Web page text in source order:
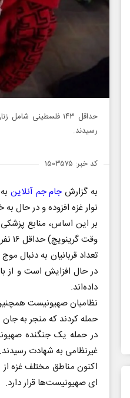
حداقل ۱۴۳ فلسطینی
رسیدند.
کد خبر: ۱۵۰۳۵۷۵
به گزارشجام جم آنلاین
نوار غزه افزوده و در
وقت گرینویچ) حداقل ۱۶ نفر در طول سه ساعت گذشته به شهادت رسیده‌اند.
تعداد قربانیان به دنبال
داده‌اند.
نظامیان صهیونیست
حمله کردند که منجر به
غیرنظامی به شهادت رسیدند.
اکنون مناطق مختلف غزه
ای صهیونیست‌ها قرار دارد.